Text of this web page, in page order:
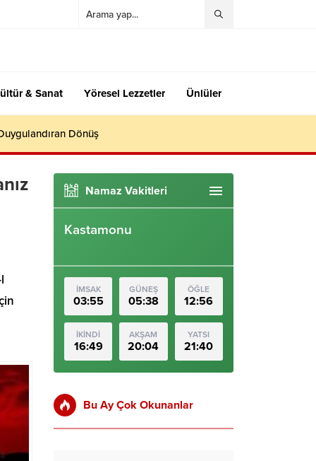
& Sanat Yöresel Lezzetler Ünlüler
Dönüş
Namaz Vakitleri
Kastamonu
İMSAK
03:55
GÜNEŞ
05:38
ÖĞLE
12:56
İKİNDİ
16:49
AKŞAM
20:04
YATSI
21:40
Bu Ay Çok Okunanlar